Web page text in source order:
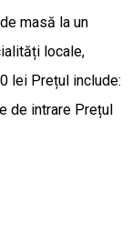
masă la un
locale,
lei Prețul include:
de intrare Prețul